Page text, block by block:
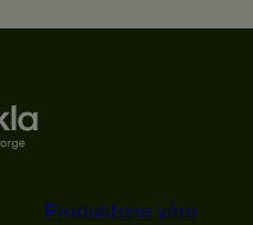
Produktene våre